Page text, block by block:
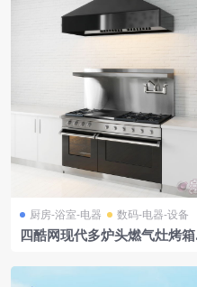
厨房-浴室-电器 数码-电器-设备
四酷网现代多炉头燃气灶烤箱